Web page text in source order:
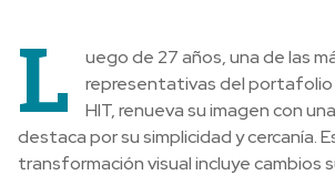
L
uego de 27 años, una de las
representativas del
HIT, renueva su imagen con
destaca por su simplicidad y cercanía.
transformación visual incluye cambios